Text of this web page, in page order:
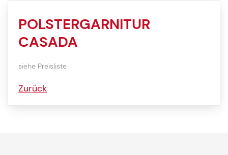
POLSTERGARNITUR
CASADA
siehe Preisliste
Zurück